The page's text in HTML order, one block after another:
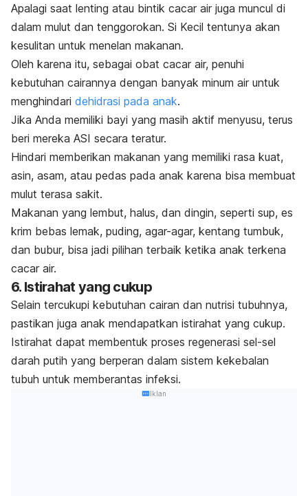
Apalagi saat lenting atau bintik cacar air juga muncul di
dalam mulut dan tenggorokan. Si Kecil tentunya akan
kesulitan untuk menelan makanan.
Oleh karena itu, sebagai obat cacar air, penuhi
kebutuhan cairannya dengan banyak minum air untuk
menghindari dehidrasi pada anak.
Jika Anda memiliki bayi yang masih aktif menyusu, terus
beri mereka ASI secara teratur.
Hindari memberikan makanan yang memiliki rasa kuat,
asin, asam, atau pedas pada anak karena bisa membuat
mulut terasa sakit.
Makanan yang lembut, halus, dan dingin, seperti sup, es
krim bebas lemak, puding, agar-agar, kentang tumbuk,
dan bubur, bisa jadi pilihan terbaik ketika anak terkena
cacar air.
6. Istirahat yang cukup
Selain tercukupi kebutuhan cairan dan nutrisi tubuhnya,
pastikan juga anak mendapatkan istirahat yang cukup.
Istirahat dapat membentuk proses regenerasi sel-sel
darah putih yang berperan dalam sistem kekebalan
tubuh untuk memberantas infeksi.
Iklan